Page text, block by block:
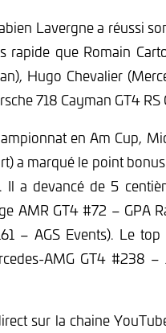
Lavergne a réussi
rapide que Romain
Hugo Chevalier
718 Cayman GT4
en Am Cup,
a marqué le point
Il a devancé de 5
AMR GT4 #72 – GPA
– AGS Events). Le
AMG GT4 #238
sur la chaine